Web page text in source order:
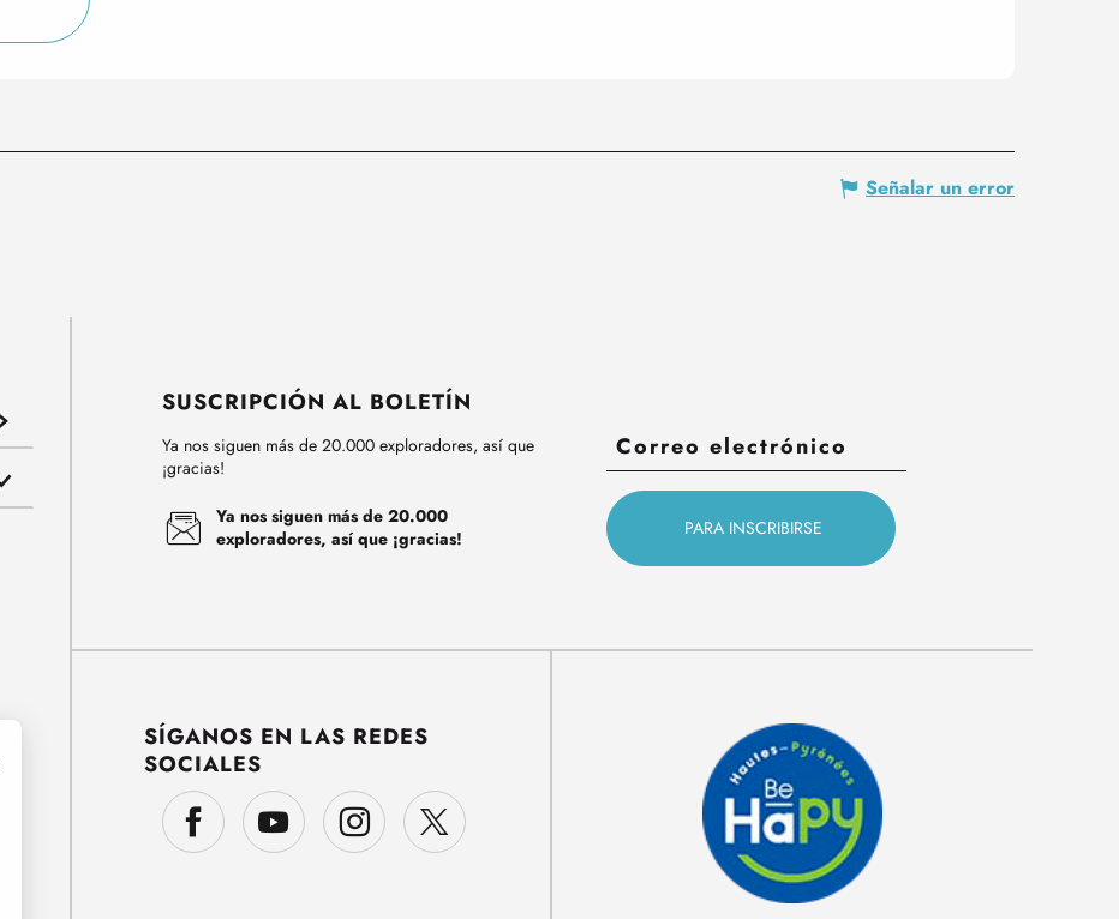
Señalar un error
SUSCRIPCIÓN AL BOLETÍN
Ya nos siguen más de 20.000 exploradores, así que
¡gracias!
Ya nos siguen más de 20.000
exploradores, así que ¡gracias!
SÍGANOS EN LAS REDES
SOCIALES